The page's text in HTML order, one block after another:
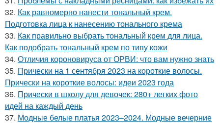
32. Как равномерно нанести тональный крем.
Подготовка лица к нанесению тонального крема
33. Как правильно выбрать тональный крем для лица.
Как подобрать тональный крем по типу кожи
34. Отличия короновируса от ОРВИ: что вам нужно знать
35. Прически на 1 сентября 2023 на короткие волосы.
Прически на короткие волосы: идеи 2023 года
36. Прически в школу для девочек: 280+ легких фото
идей на каждый день
37. Модные белые платья 2023–2024. Модные вечерние